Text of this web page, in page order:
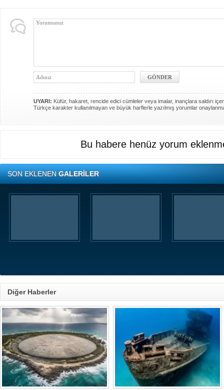
UYARI: Küfür, hakaret, rencide edici cümleler veya imalar, inançlara saldırı
Türkçe karakter kullanılmayan ve büyük harflerle yazılmış yorumlar
Bu habere henüz yorum
SON EKLENENGALERİLER
Diğer Haberler